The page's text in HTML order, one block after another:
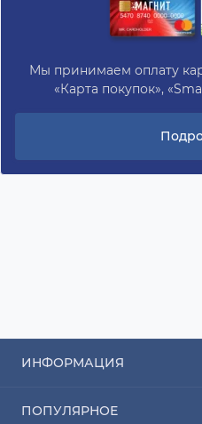
Мы принимаем оплату
«Карта покупок»,
ИНФОРМАЦИЯ
Оплата
ПОПУЛЯРНОЕ